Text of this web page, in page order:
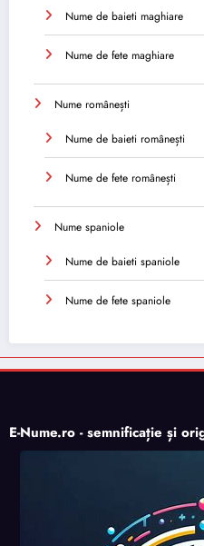
Nume de baieti maghiare
Nume de fete maghiare
Nume românești
Nume de baieti românești
Nume de fete românești
Nume spaniole
Nume de baieti spaniole
Nume de fete spaniole
E-Nume.ro - semnificație și